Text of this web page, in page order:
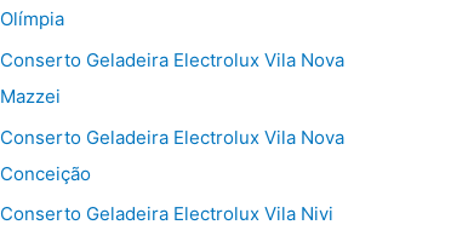
Olímpia
Conserto Geladeira Electrolux Vila Nova
Mazzei
Conserto Geladeira Electrolux Vila Nova
Conceição
Conserto Geladeira Electrolux Vila Nivi